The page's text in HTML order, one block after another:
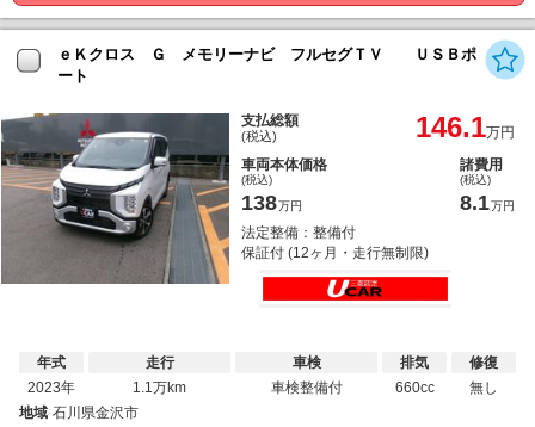
ｅＫクロス Ｇ メモリーナビ フルセグＴＶ ＵＳＢポ
ート
支払総額
(税込) 146.1万円
車両本体価格
(税込)
138万円
諸費用
(税込)
8.1万円
法定整備：整備付
保証付 (12ヶ月・走行無制限)
年式
2023年
走行
1.1万km
車検
車検整備付
排気
660cc
修復
無し
地域 石川県金沢市